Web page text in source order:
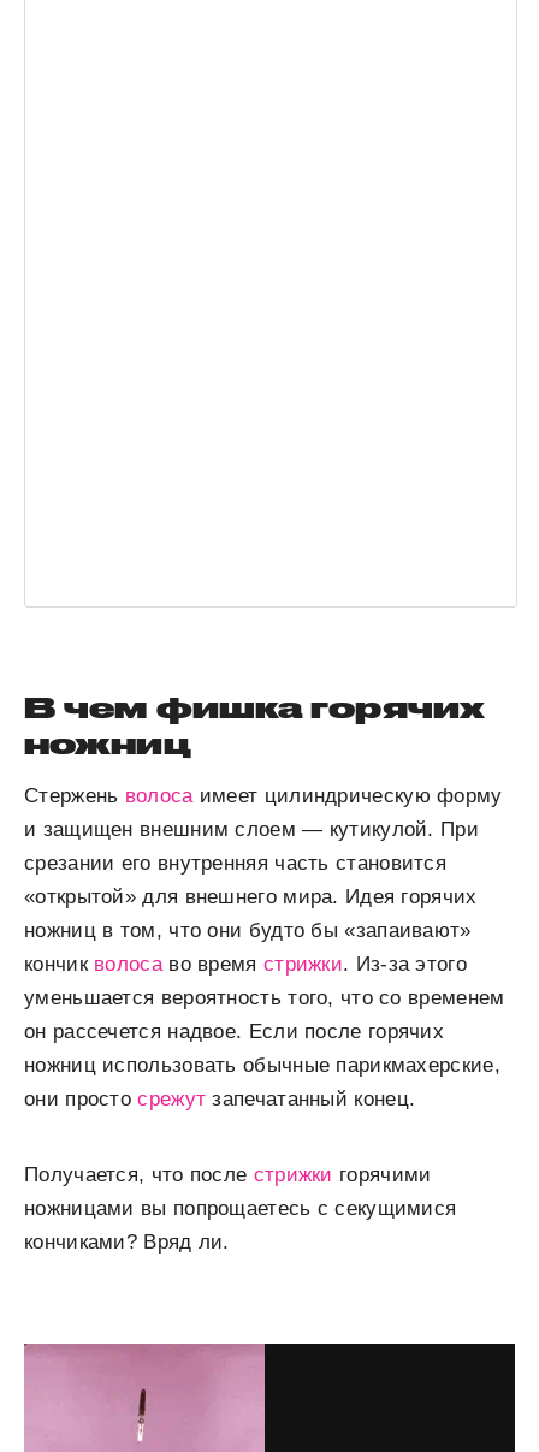
В чем фишка горячих
ножниц
Стержень волосаимеет цилиндрическую форму
и защищен внешним слоем — кутикулой. При
срезании его внутренняя часть становится
«открытой» для внешнего мира. Идея горячих
ножниц в том, что они будто бы «запаивают»
кончик волосаво время стрижки. Из-за этого
уменьшается вероятность того, что со временем
он рассечется надвое. Если после горячих
ножниц использовать обычные парикмахерские,
они простосрежут запечатанный конец.
Получается, что после стрижки горячими
ножницами вы попрощаетесь с секущимися
кончиками? Вряд ли.